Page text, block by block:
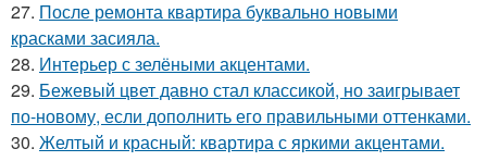
27. После ремонта квартира буквально новыми
красками засияла.
28. Интерьер с зелёными акцентами.
29. Бежевый цвет давно стал классикой, но заигрывает
по-новому, если дополнить его правильными оттенками.
30. Желтый и красный: квартира с яркими акцентами.